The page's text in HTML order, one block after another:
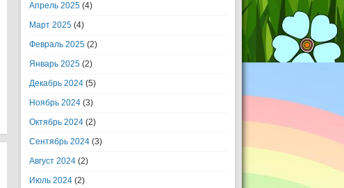
Апрель 2025 (4)
Март 2025 (4)
Февраль 2025 (2)
Январь 2025 (2)
Декабрь 2024 (5)
Ноябрь 2024 (3)
Октябрь 2024 (2)
Сентябрь 2024 (3)
Август 2024 (2)
Июль 2024 (2)